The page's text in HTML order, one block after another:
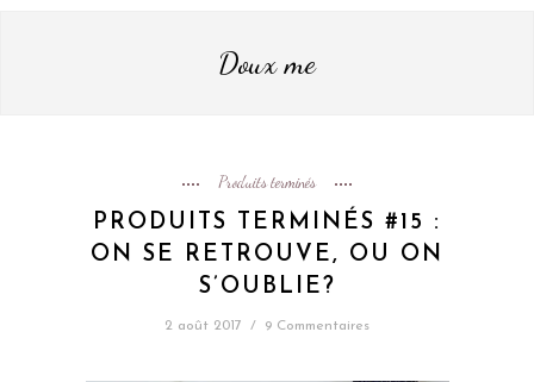
Doux me
Produits terminés
PRODUITS TERMINÉS #15 :
ON SE RETROUVE, OU ON
S’OUBLIE?
2 août 2017 / 9 Commentaires